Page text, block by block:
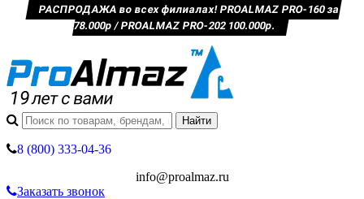
РАСПРОДАЖА во всех филиалах! PROALMAZ PRO-160 за
78.000р / PROALMAZ PRO-202 100.000р.
8 (800) 333-04-36
info@proalmaz.ru
Заказать звонок